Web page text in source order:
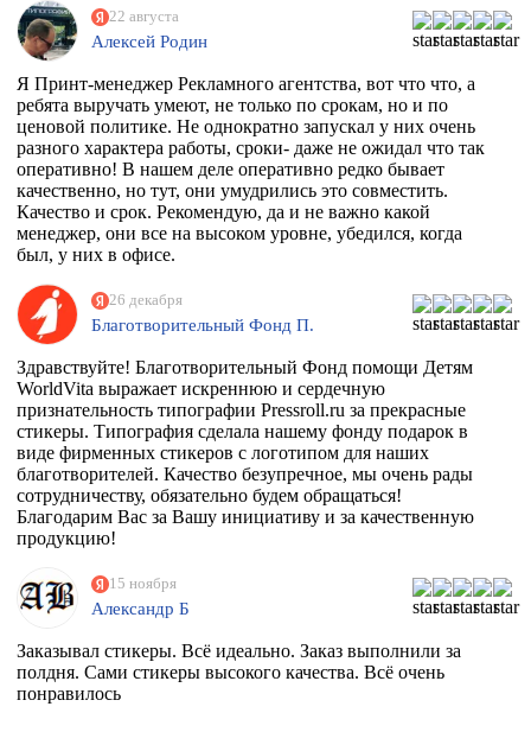
22 августа
Алексей Родин
Я Принт-менеджер Рекламного агентства, вот что что, а
ребята выручать умеют, не только по срокам, но и по
ценовой политике. Не однократно запускал у них очень
разного характера работы, сроки- даже не ожидал что так
оперативно! В нашем деле оперативно редко бывает
качественно, но тут, они умудрились это совместить.
Качество и срок. Рекомендую, да и не важно какой
менеджер, они все на высоком уровне, убедился, когда
был, у них в офисе.
26 декабря
Благотворительный Фонд П.
Здравствуйте! Благотворительный Фонд помощи Детям
WorldVita выражает искреннюю и сердечную
признательность типографии Pressroll.ru за прекрасные
стикеры. Типография сделала нашему фонду подарок в
виде фирменных стикеров с логотипом для наших
благотворителей. Качество безупречное, мы очень рады
сотрудничеству, обязательно будем обращаться!
Благодарим Вас за Вашу инициативу и за качественную
продукцию!
15 ноября
Александр Б
Заказывал стикеры. Всё идеально. Заказ выполнили за
полдня. Сами стикеры высокого качества. Всё очень
понравилось